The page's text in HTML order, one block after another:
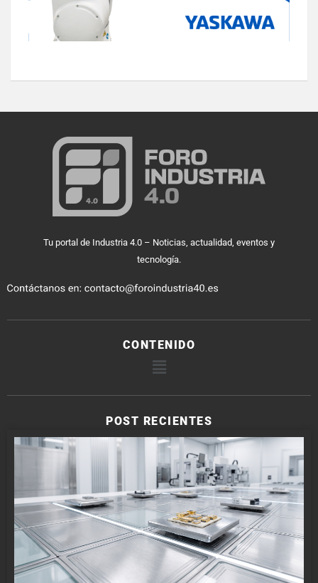
Tu portal de Industria 4.0 – Noticias, actualidad, eventos y
tecnología.
CONTENIDO
POST RECIENTES